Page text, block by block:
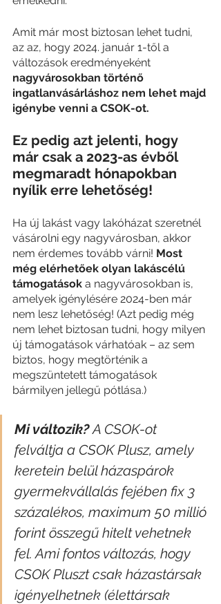
Amit már most biztosan lehet tudni,
az az, hogy 2024. január 1-től a
változások eredményeként
nagyvárosokban történő
ingatlanvásárláshoz nem lehet majd
igénybe venni a CSOK-ot.
Ez pedig azt jelenti, hogy
már csak a 2023-as évből
megmaradt hónapokban
nyílik erre lehetőség!
Ha új lakást vagy lakóházat szeretnél
vásárolni egy nagyvárosban, akkor
nem érdemes tovább várni! Most
még elérhetőek olyan lakáscélú
támogatások a nagyvárosokban is,
amelyek igénylésére 2024-ben már
nem lesz lehetőség! (Azt pedig még
nem lehet biztosan tudni, hogy milyen
új támogatások várhatóak – az sem
biztos, hogy megtörténik a
megszüntetett támogatások
bármilyen jellegű pótlása.)
Mi változik? A CSOK-ot
felváltja a CSOK Plusz, amely
keretein belül házaspárok
gyermekvállalás fejében fix 3
százalékos, maximum 50 millió
forint összegű hitelt vehetnek
fel. Ami fontos változás, hogy
CSOK Pluszt csak házastársak
igényelhetnek (élettársak